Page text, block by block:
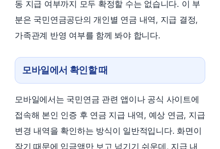
동 지급 여부까지 모두 확정할 수는 없습니다. 이 부
분은 국민연금공단의 개인별 연금 내역, 지급 결정,
가족관계 반영 여부를 함께 봐야 합니다.
모바일에서 확인할 때
모바일에서는 국민연금 관련 앱이나 공식 사이트에
접속해 본인 인증 후 연금 지급 내역, 예상 연금, 지급
변경 내역을 확인하는 방식이 일반적입니다. 화면이
작기 때문에 입금액만 보고 넘기기 쉬운데, 지급 내